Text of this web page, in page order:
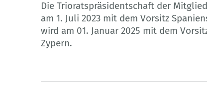
Die Trioratspräsidentschaft der
am 1. Juli 2023 mit dem Vorsitz
wird am 01. Januar 2025 mit dem
Zypern.